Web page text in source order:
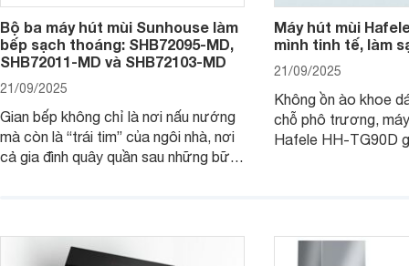
Bộ ba máy hút mùi Sunhouse làm
bếp sạch thoáng: SHB72095-MD,
SHB72011-MD và SHB72103-MD
21/09/2025
Gian bếp không chỉ là nơi nấu nướng
mà còn là “trái tim” của ngôi nhà, nơi
cả gia đình quây quần sau những bữa
mùi Sunhouse SHB72095-MD,
SHB72011-MD và SHB72103-MD
Máy hút mùi
mình tinh tế, làm
21/09/2025
Không ồn ào khoe
chỗ phô trương,
Hafele HH-TG90D
đi tìm hiểu chi tiết